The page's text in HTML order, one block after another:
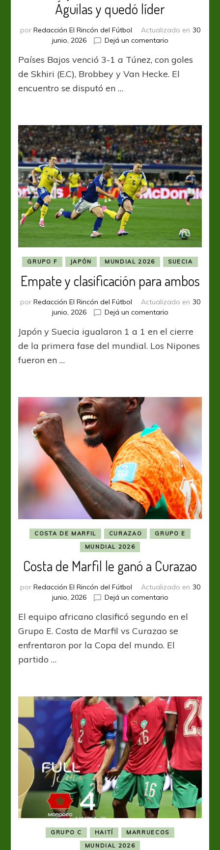
Águilas y quedó líder
por Redacción El Rincón del Fútbol Actualizado en 30
junio, 2026
Dejá un comentarioen
Naranja
Mecánica
quedó
líder
Países Bajos venció 3-1 a Túnez, con goles
de Skhiri (E.C), Brobbey y Van Hecke. El
encuentro se disputó en …
GRUPO F JAPÓN MUNDIAL 2026 SUECIA
Empate y clasificación para ambos
por Redacción El Rincón del Fútbol Actualizado en 30
junio, 2026
Dejá un comentarioen
y
clasificación
para
Japón y Suecia igualaron 1 a 1 en el cierre
de la primera fase del mundial. Los Nipones
fueron en …
COSTA DE MARFIL CURAZAO
GRUPO E
MUNDIAL 2026
Costa de Marfil le ganó a Curazao
por Redacción El Rincón del Fútbol Actualizado en 30
junio, 2026
Dejá un comentarioen
de
ganó
El equipo africano clasificó segundo en el
Grupo E. Costa de Marfil vs Curazao se
enfrentaron por la Copa del mundo. El
partido …
GRUPO C HAITÍ
MARRUECOS
MUNDIAL 2026